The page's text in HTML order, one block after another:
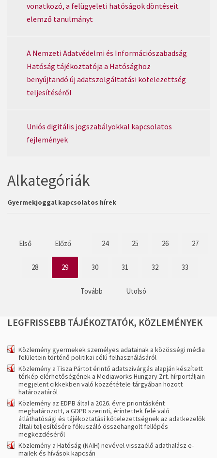
vonatkozó, a felügyeleti hatóságok döntéseit
elemző tanulmányt
A Nemzeti Adatvédelmi és Információszabadság
Hatóság tájékoztatója a Hatósághoz
benyújtandó új adatszolgáltatási kötelezettség
teljesítéséről
Uniós digitális jogszabályokkal kapcsolatos
fejlemények
Alkategóriák
Gyermekjoggal kapcsolatos hírek
Első Előző 24 25 26 27
28 29 30 31 32 33
Tovább Utolsó
LEGFRISSEBB TÁJÉKOZTATÓK, KÖZLEMÉNYEK
Közlemény gyermekek személyes adatainak a közösségi média
felületein történő politikai célú felhasználásáról
Közlemény a Tisza Pártot érintő adatszivárgás alapján készített
térkép elérhetőségének a Mediaworks Hungary Zrt. hírportáljain
megjelent cikkekben való közzététele tárgyában hozott
határozatáról
Közlemény az EDPB által a 2026. évre prioritásként
meghatározott, a GDPR szerinti, érintettek felé való
átláthatósági és tájékoztatási kötelezettségnek az adatkezelők
általi teljesítésére fókuszáló összehangolt fellépés
megkezdéséről
Közlemény a Hatóság (NAIH) nevével visszaélő adathalász e-
mailek és hívások kapcsán